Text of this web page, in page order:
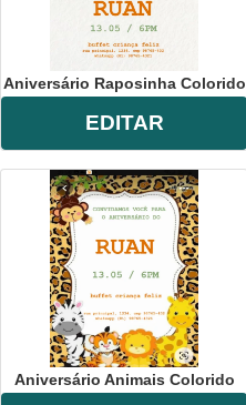
Aniversário Raposinha Colorido
EDITAR
Aniversário Animais Colorido